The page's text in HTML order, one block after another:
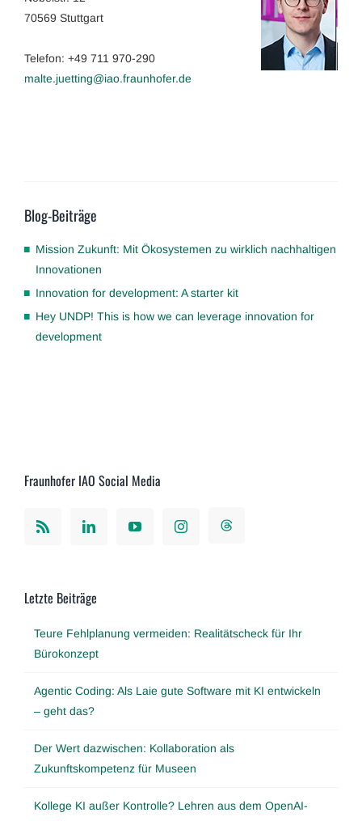
70569 Stuttgart
Telefon: +49 711 970-290
malte.juetting@iao.fraunhofer.de
Blog-Beiträge
Mission Zukunft: Mit Ökosystemen zu wirklich nachhaltigen
Innovationen
Innovation for development: A starter kit
Hey UNDP! This is how we can leverage innovation for
development
Fraunhofer IAO Social Media
Letzte Beiträge
Teure Fehlplanung vermeiden: Realitätscheck für Ihr
Bürokonzept
Agentic Coding: Als Laie gute Software mit KI entwickeln
– geht das?
Der Wert dazwischen: Kollaboration als
Zukunftskompetenz für Museen
Kollege KI außer Kontrolle? Lehren aus dem OpenAI-